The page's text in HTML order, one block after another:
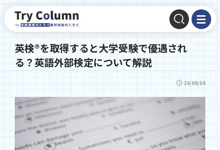
英検®を取得すると大学受験で優遇され
る？英語外部検定について解説
24/09/04